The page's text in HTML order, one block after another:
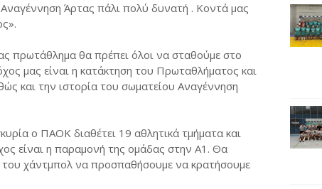
Άρτας πάλι πολύ δυνατή . Κοντά μας
πρωτάθλημα θα πρέπει όλοι να σταθούμε στο
μας είναι η κατάκτηση του Πρωταθλήματος και
και την ιστορία του σωματείου Αναγέννηση
ο ΠΑΟΚ διαθέτει 19 αθλητικά τμήματα και
είναι η παραμονή της ομάδας στην Α1. Θα
του χάντμπολ να προσπαθήσουμε να κρατήσουμε